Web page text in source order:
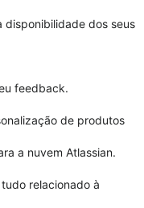
disponibilidade dos seus
feedback.
de produtos
a nuvem Atlassian.
relacionado à